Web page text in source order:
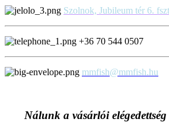
Szolnok, Jubileum tér 6.
+36 70 544 0507
mmfish@mmfish.hu
Nálunk a vásárlói